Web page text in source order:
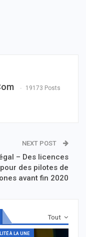
19173 Posts
NEXT POST
– Des licences
pour des pilotes de
avant fin 2020
Tout
À LA UNE